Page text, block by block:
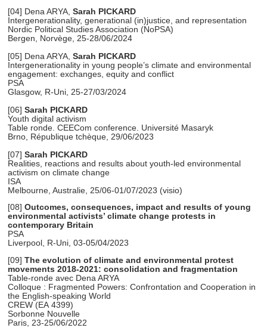
[04] Dena ARYA, Sarah PICKARD
Intergenerationality, generational (in)justice, and representation
Nordic Political Studies Association (NoPSA)
Bergen, Norvège, 25-28/06/2024
[05] Dena ARYA, Sarah PICKARD
Intergenerationality in young people’s climate and environmental
engagement: exchanges, equity and conflict
PSA
Glasgow, R-Uni, 25-27/03/2024
[06] Sarah PICKARD
Youth digital activism
Table ronde. CEECom conference. Université Masaryk
Brno, République tchèque, 29/06/2023
[07] Sarah PICKARD
Realities, reactions and results about youth-led environmental
activism on climate change
ISA
Melbourne, Australie, 25/06-01/07/2023 (visio)
[08] Outcomes, consequences, impact and results of young
environmental activists’ climate change protests in
contemporary Britain
PSA
Liverpool, R-Uni, 03-05/04/2023
[09] The evolution of climate and environmental protest
movements 2018-2021: consolidation and fragmentation
Table-ronde avec Dena ARYA
Colloque : Fragmented Powers: Confrontation and Cooperation in
the English-speaking World
CREW (EA 4399)
Sorbonne Nouvelle
Paris, 23-25/06/2022